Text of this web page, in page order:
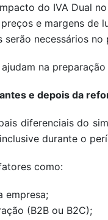
do IVA Dual
e margens de
serão necessários
ajudam na
e depois da
diferenciais do
durante o
como:
empresa;
(B2B ou B2C);